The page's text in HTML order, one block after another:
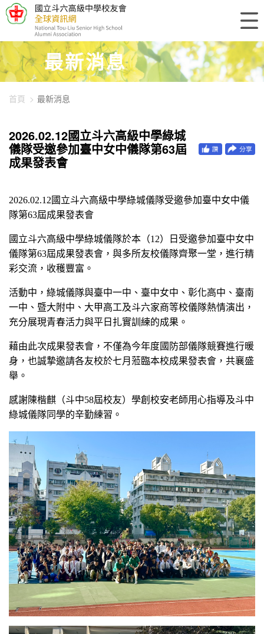
448-3133
最新消息
首頁 最新消息
2026.02.12國立斗六高級中學綠城
儀隊受邀參加臺中女中儀隊第63屆
成果發表會
2026.02.12 國立斗六高級中學綠城儀隊受邀參加臺中女中儀
隊第63屆成果發表會
國立斗六高級中學綠城儀隊於本（12）日受邀參加臺中女中
儀隊第63屆成果發表會，與多所友校儀隊齊聚一堂，進行精
彩交流，收穫豐富。
活動中，綠城儀隊與臺中一中、臺中女中、彰化高中、臺南
一中、暨大附中、大甲高工及斗六家商等校儀隊熱情演出，
充分展現青春活力與平日扎實訓練的成果。
藉由此次成果發表會，不僅為今年度國防部儀隊競賽進行暖
身，也誠摯邀請各友校於七月蒞臨本校成果發表會，共襄盛
舉。
感謝陳楷麒（斗中58屆校友）學創校安老師用心指導及斗中
綠城儀隊同學的辛勤練習。